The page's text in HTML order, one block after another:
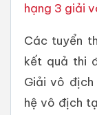
hạng 3 giải
Các tuyển
kết quả thi
Giải vô
hệ vô địch